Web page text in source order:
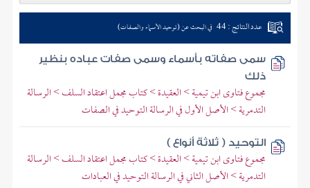
عدد النتائج : 44 في البحث عن (توحيد الأسماء والصفات)
سمى صفاته بأسماء وسمى صفات عباده بنظير
ذلك
مجموع فتاوى ابن تيمية > العقيدة > كتاب مجمل اعتقاد السلف > الرسالة
التدمرية > الأصل الأول في الرسالة التوحيد في الصفات
التوحيد ( ثلاثة أنواع )
مجموع فتاوى ابن تيمية > العقيدة > كتاب مجمل اعتقاد السلف > الرسالة
التدمرية > الأصل الثاني في الرسالة التوحيد في العبادات